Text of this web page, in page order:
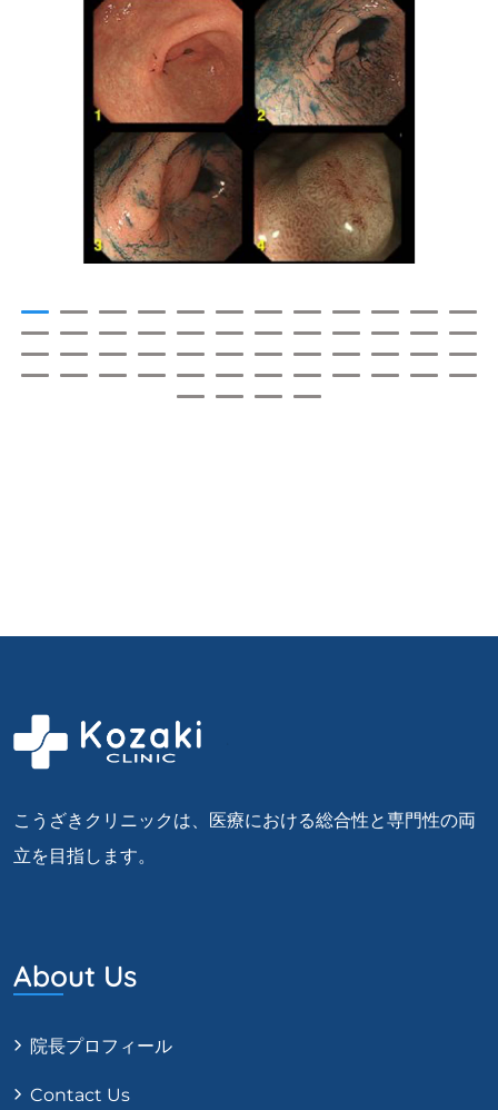
こうざきクリニックは、医療における総合性と専門性の両
立を目指します。
About Us
院長プロフィール
Contact Us